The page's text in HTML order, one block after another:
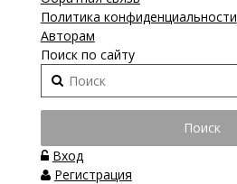
Политика конфиденциальности
Авторам
Поиск по сайту
Вход
Регистрация